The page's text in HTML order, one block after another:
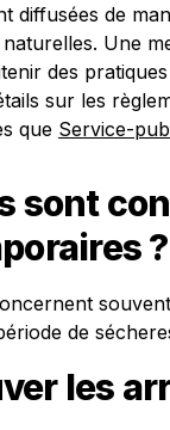
diffusées de
Une
des
sur les
que Service-
sont
?
de
les